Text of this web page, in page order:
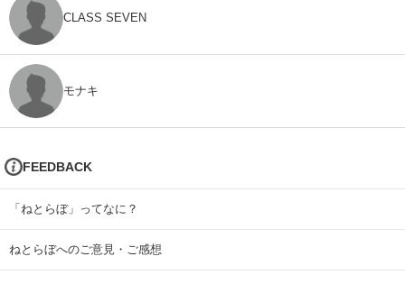
CLASS SEVEN
モナキ
FEEDBACK
「ねとらぼ」ってなに？
ねとらぼへのご意見・ご感想